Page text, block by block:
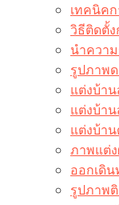
เทคนิค
วิธีติดตั้
นำควา
รูปภาพ
แต่งบ้า
แต่งบ้า
แต่งบ้า
ภาพแต่ง
ออกเดิน
รูปภาพ